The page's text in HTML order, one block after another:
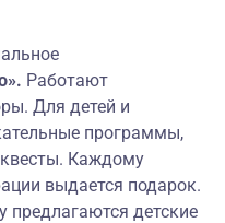
Работают
Для детей и
программы,
квесты. Каждому
выдается подарок.
предлагаются детские